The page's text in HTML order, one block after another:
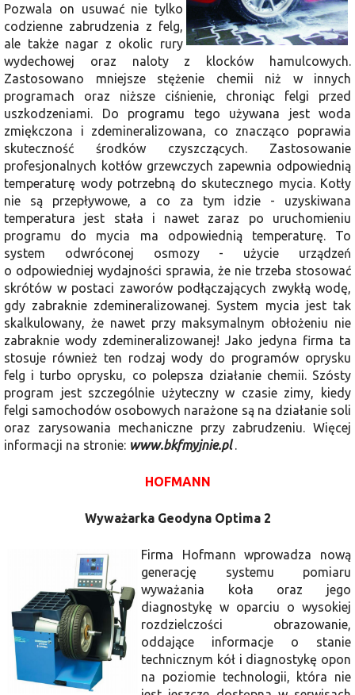
Pozwala on usuwać nie tylko
codzienne zabrudzenia z felg,
ale także nagar z okolic rury
wydechowej oraz naloty z klocków hamulcowych.
Zastosowano mniejsze stężenie chemii niż w innych
programach oraz niższe ciśnienie, chroniąc felgi przed
uszkodzeniami. Do programu tego używana jest woda
zmiękczona i zdemineralizowana, co znacząco poprawia
skuteczność środków czyszczących. Zastosowanie
profesjonalnych kotłów grzewczych zapewnia odpowiednią
temperaturę wody potrzebną do skutecznego mycia. Kotły
nie są przepływowe, a co za tym idzie - uzyskiwana
temperatura jest stała i nawet zaraz po uruchomieniu
programu do mycia ma odpowiednią temperaturę. To
system odwróconej osmozy - użycie urządzeń
o odpowiedniej wydajności sprawia, że nie trzeba stosować
skrótów w postaci zaworów podłączających zwykłą wodę,
gdy zabraknie zdemineralizowanej. System mycia jest tak
skalkulowany, że nawet przy maksymalnym obłożeniu nie
zabraknie wody zdemineralizowanej! Jako jedyna firma ta
stosuje również ten rodzaj wody do programów oprysku
felg i turbo oprysku, co polepsza działanie chemii. Szósty
program jest szczególnie użyteczny w czasie zimy, kiedy
felgi samochodów osobowych narażone są na działanie soli
oraz zarysowania mechaniczne przy zabrudzeniu. Więcej
informacji na stronie: www.bkfmyjnie.pl.
HOFMANN
Wyważarka Geodyna Optima 2
Firma Hofmann wprowadza nową
generację systemu pomiaru
wyważania koła oraz jego
diagnostykę w oparciu o wysokiej
rozdzielczości obrazowanie,
oddające informacje o stanie
technicznym kół i diagnostykę opon
na poziomie technologii, która nie